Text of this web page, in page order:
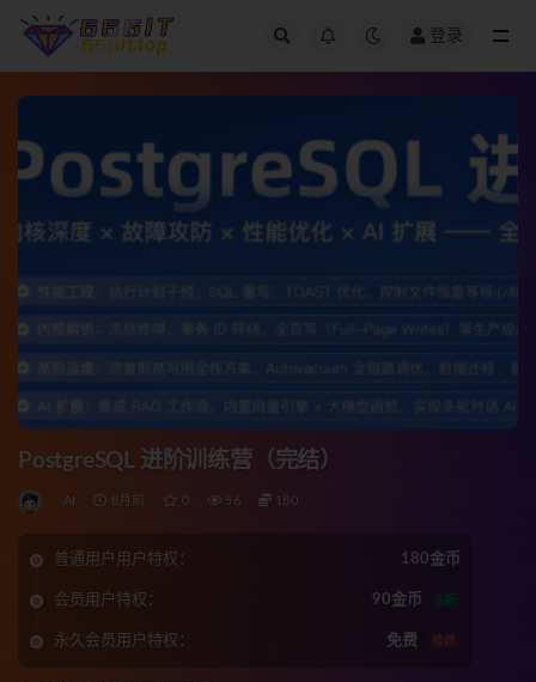
登录
PostgreSQL 进阶训练营（完结）
AI 8月前 0 56 180
普通用户用户特权： 180金币
会员用户特权： 90金币 5折
永久会员用户特权： 免费 推荐